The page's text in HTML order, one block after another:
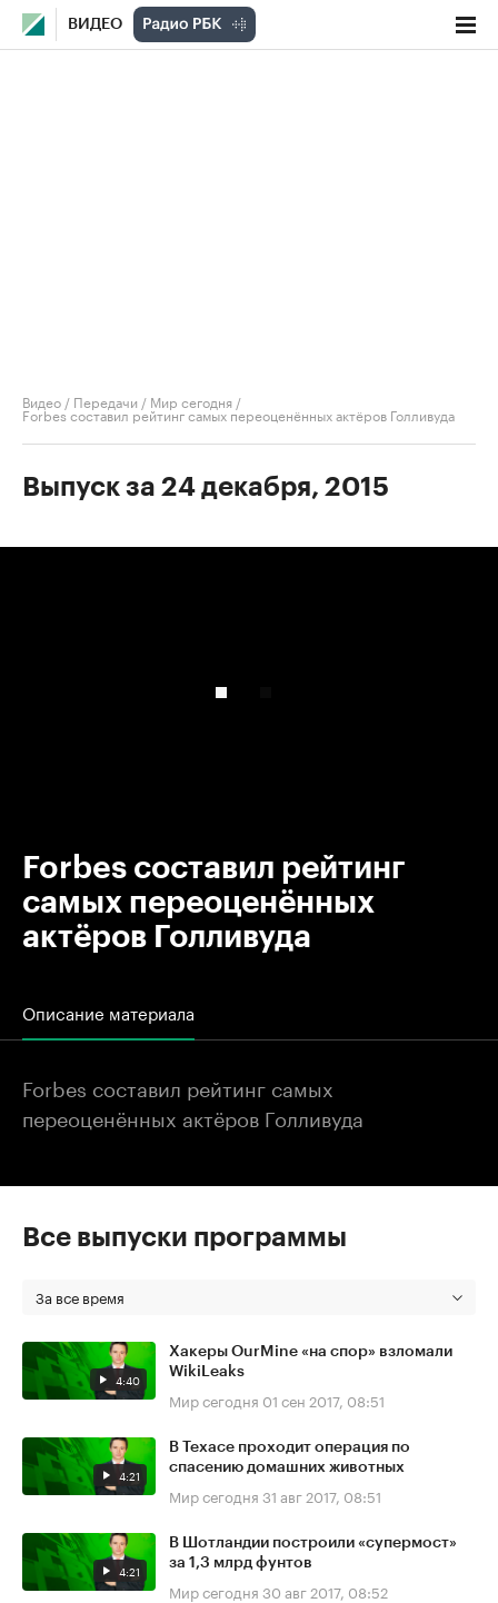
ВИДЕО
Видео / Передачи / Мир сегодня /
Forbes составил рейтинг самых переоценённых актёров Голливуда
Выпуск за 24 декабря, 2015
Forbes составил рейтинг
самых переоценённых
актёров Голливуда
Описание материала
Forbes составил рейтинг самых
переоценённых актёров Голливуда
Все выпуски программы
За все время
4:40
Хакеры OurMine «на спор» взломали
WikiLeaks
Мир сегодня 01 сен 2017, 08:51
4:21
В Техасе проходит операция по
спасению домашних животных
Мир сегодня 31 авг 2017, 08:51
4:21
В Шотландии построили «супермост»
за 1,3 млрд фунтов
Мир сегодня 30 авг 2017, 08:52